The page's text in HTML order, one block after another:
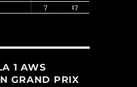
7 17
1 AWS
GRAND PRIX